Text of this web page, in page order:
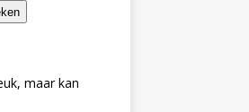
maar kan